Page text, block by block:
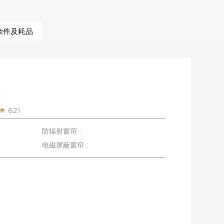
件及耗品
621
防辐射窗帘 :
电磁屏蔽窗帘 :